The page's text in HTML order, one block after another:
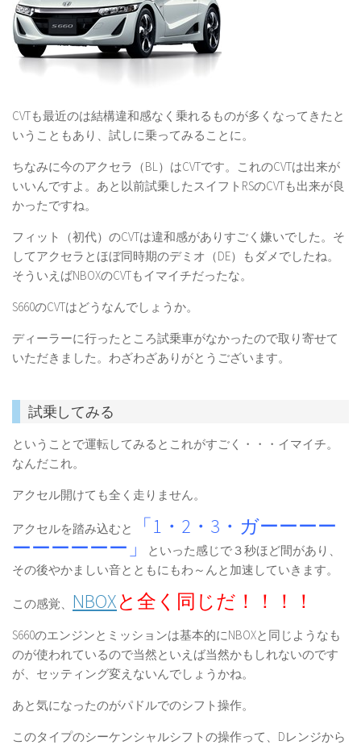
CVTも最近のは結構違和感なく乗れるものが多くなってきたと
いうこともあり、試しに乗ってみることに。
ちなみに今のアクセラ（BL）はCVTです。これのCVTは出来が
いいんですよ。あと以前試乗したスイフトRSのCVTも出来が良
かったですね。
フィット（初代）のCVTは違和感がありすごく嫌いでした。そ
してアクセラとほぼ同時期のデミオ（DE）もダメでしたね。
そういえばNBOXのCVTもイマイチだったな。
S660のCVTはどうなんでしょうか。
ディーラーに行ったところ試乗車がなかったので取り寄せて
いただきました。わざわざありがとうございます。
試乗してみる
ということで運転してみるとこれがすごく・・・イマイチ。
なんだこれ。
アクセル開けても全く走りません。
アクセルを踏み込むと
「1・2・3・ガーーーー
ーーーーーー」
といった感じで３秒ほど間があり、
その後やかましい音とともにもわ～んと加速していきます。
この感覚、 NBOXと全く同じだ！！！！
S660のエンジンとミッションは基本的にNBOXと同じようなも
のが使われているので当然といえば当然かもしれないのです
が、セッティング変えないんでしょうかね。
あと気になったのがパドルでのシフト操作。
このタイプのシーケンシャルシフトの操作って、Dレンジから